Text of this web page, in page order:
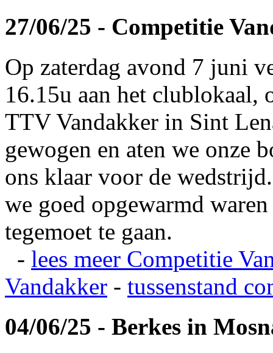
27/06/25 - Competitie
Op zaterdag avond 7 juni
16.15u aan het clublokaal,
TTV Vandakker in Sint
gewogen en aten we onze
ons klaar voor de
we goed opgewarmd
tegemoet te gaan.
- lees meer Competitie
Vandakker - tussenstand
04/06/25 - Berkes in